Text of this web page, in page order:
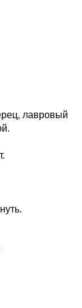
лавровый